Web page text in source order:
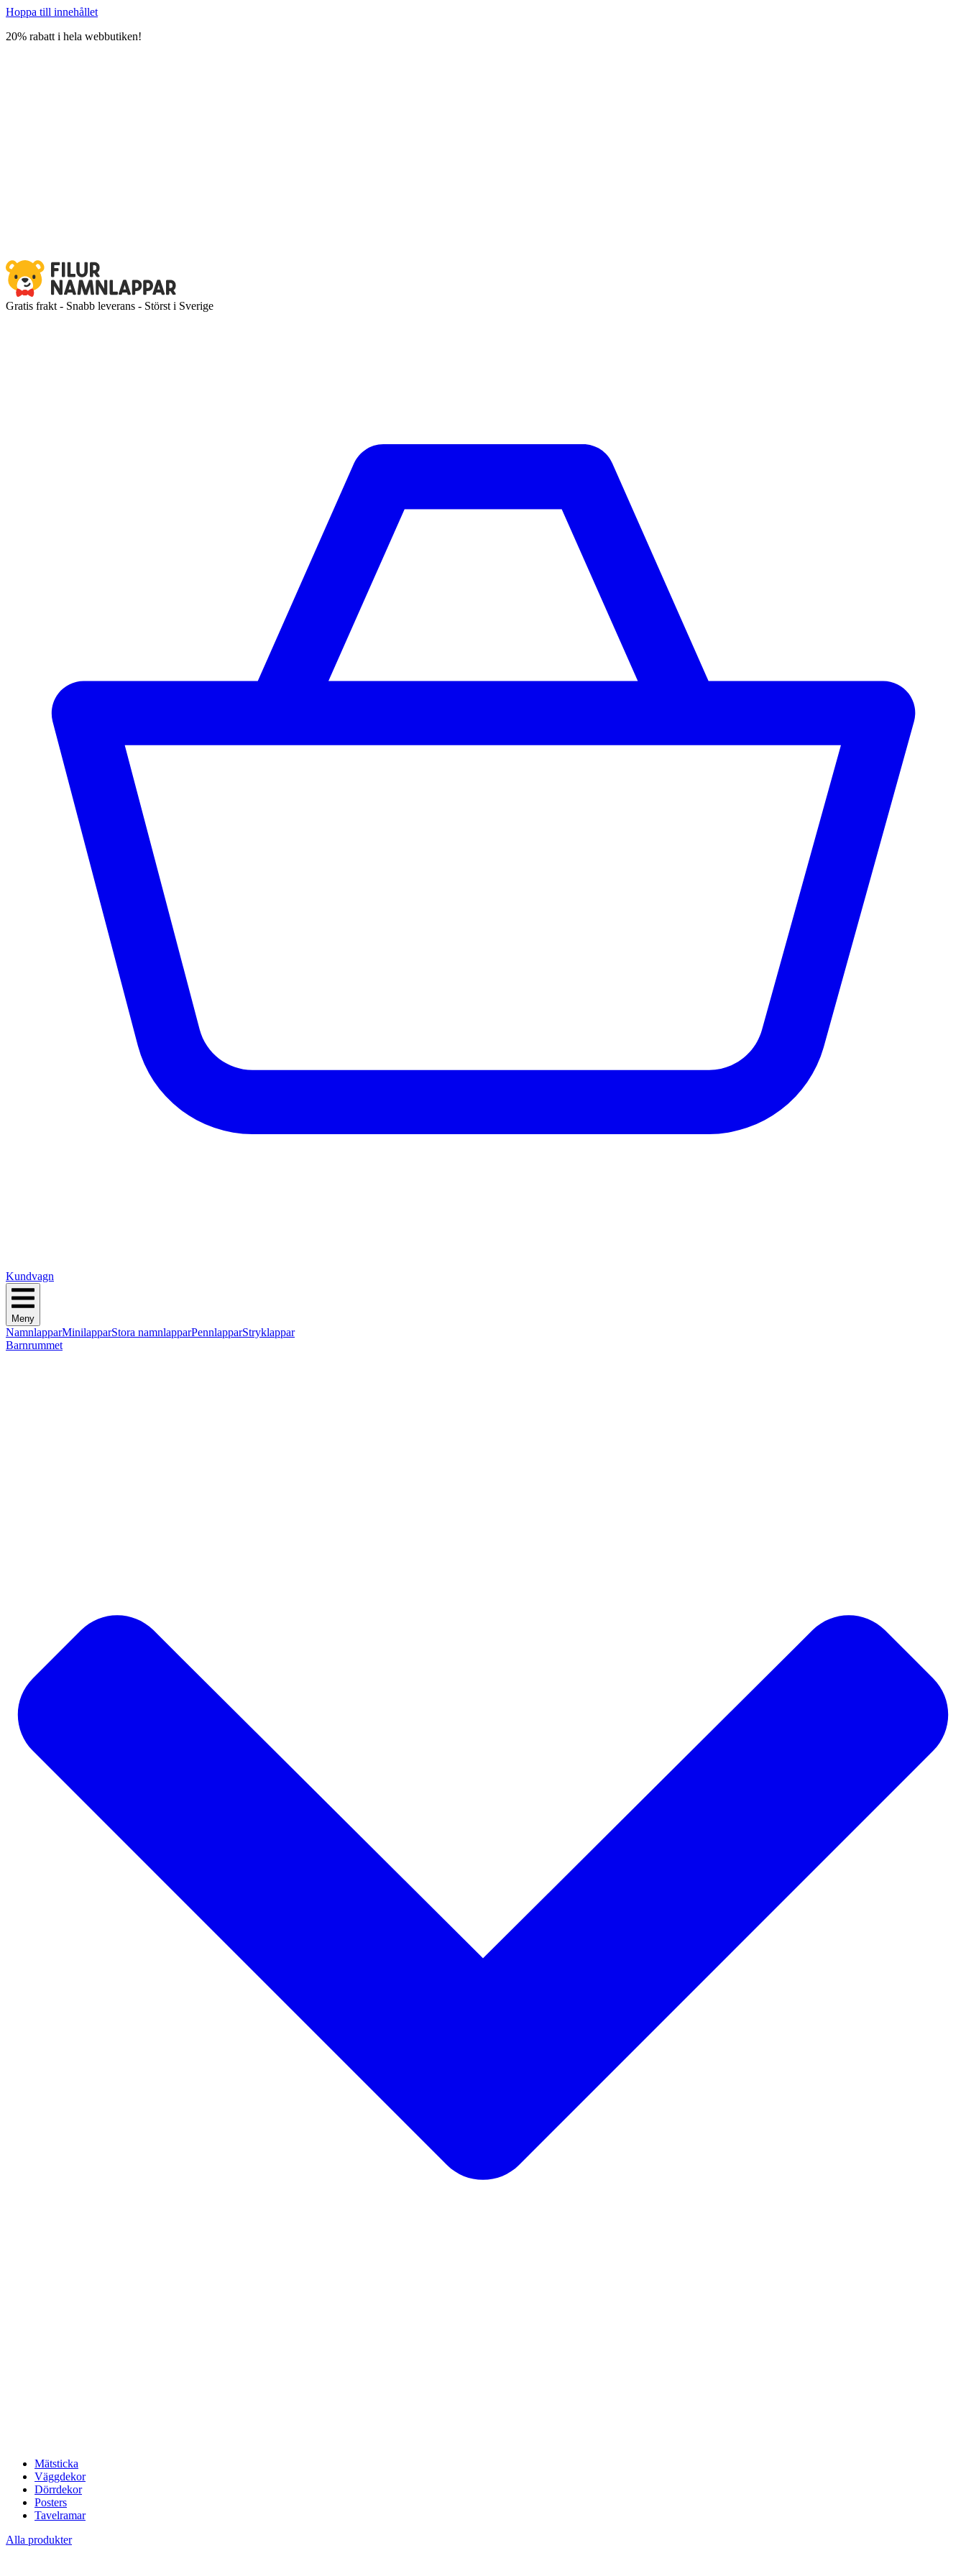
Hoppa till innehållet
20% rabatt i hela webbutiken!
Gratis frakt - Snabb leverans - Störst i Sverige
Kundvagn
Meny
NamnlapparMinilapparStora namnlapparPennlapparStryklappar
Barnrummet
Mätsticka
Väggdekor
Dörrdekor
Posters
Tavelramar
Alla produkter